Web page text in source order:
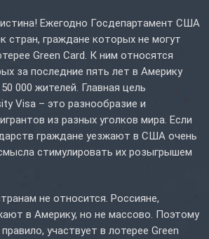
Ежегодно Госдепартамент США
стран, граждане которых не могут
Green Card. К ним относятся
за последние пять лет в Америку
000 жителей. Главная цель
Visa – это разнообразие и
из разных уголков мира. Если
граждане уезжают в США очень
стимулировать их розыгрышем
не относится. Россияне,
в Америку, но не массово. Поэтому
участвует в лотерее Green